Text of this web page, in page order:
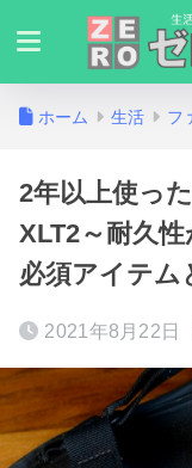
ホーム 生活 フ
2年以上使っ
XLT2～耐久
必須アイテム
2021年8月22日